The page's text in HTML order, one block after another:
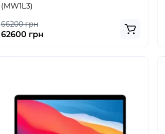
(MW1L3)
66200 грн
62600 грн